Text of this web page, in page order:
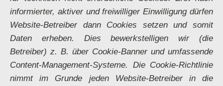
informierter, aktiver und freiwilliger Einwilligung dürfen
Website-Betreiber dann Cookies setzen und somit
Daten erheben. Dies bewerkstelligen wir (die
Betreiber) z. B. über Cookie-Banner und umfassende
Content-Management-Systeme. Die Cookie-Richtlinie
nimmt im Grunde jeden Website-Betreiber in die